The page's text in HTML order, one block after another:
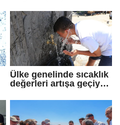
Ülke genelinde sıcaklık
değerleri artışa geçiyor:
görülecek